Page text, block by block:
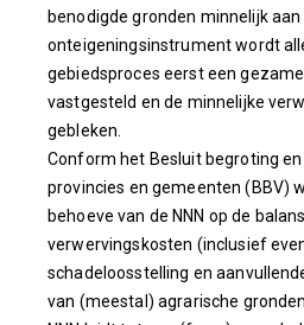
benodigde gronden minnelijk
onteigeningsinstrument wordt
gebiedsproces eerst een
vastgesteld en de minnelijke
gebleken.
Conform het Besluit begroting
provincies en gemeenten (BBV)
behoeve van de NNN op de
verwervingskosten (inclusief
schadeloosstelling en
van (meestal) agrarische